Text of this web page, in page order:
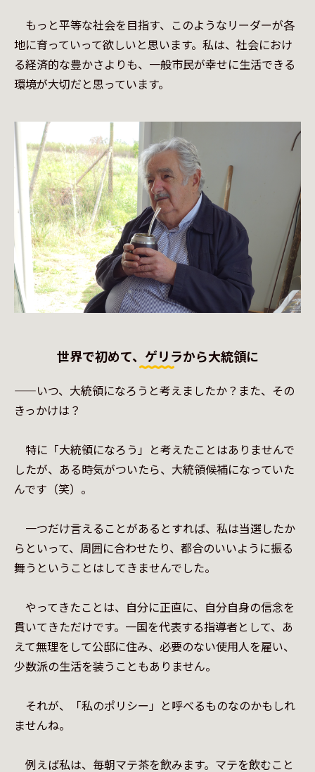
もっと平等な社会を目指す、このようなリーダーが各
地に育っていって欲しいと思います。私は、社会におけ
る経済的な豊かさよりも、一般市民が幸せに生活できる
環境が大切だと思っています。
世界で初めて、ゲリラから大統領に
——いつ、大統領になろうと考えましたか？また、その
きっかけは？
特に「大統領になろう」と考えたことはありませんで
したが、ある時気がついたら、大統領候補になっていた
んです（笑）。
一つだけ言えることがあるとすれば、私は当選したか
らといって、周囲に合わせたり、都合のいいように振る
舞うということはしてきませんでした。
やってきたことは、自分に正直に、自分自身の信念を
貫いてきただけです。一国を代表する指導者として、あ
えて無理をして公邸に住み、必要のない使用人を雇い、
少数派の生活を装うこともありません。
それが、「私のポリシー」と呼べるものなのかもしれ
ませんね。
例えば私は、毎朝マテ茶を飲みます。マテを飲むこと